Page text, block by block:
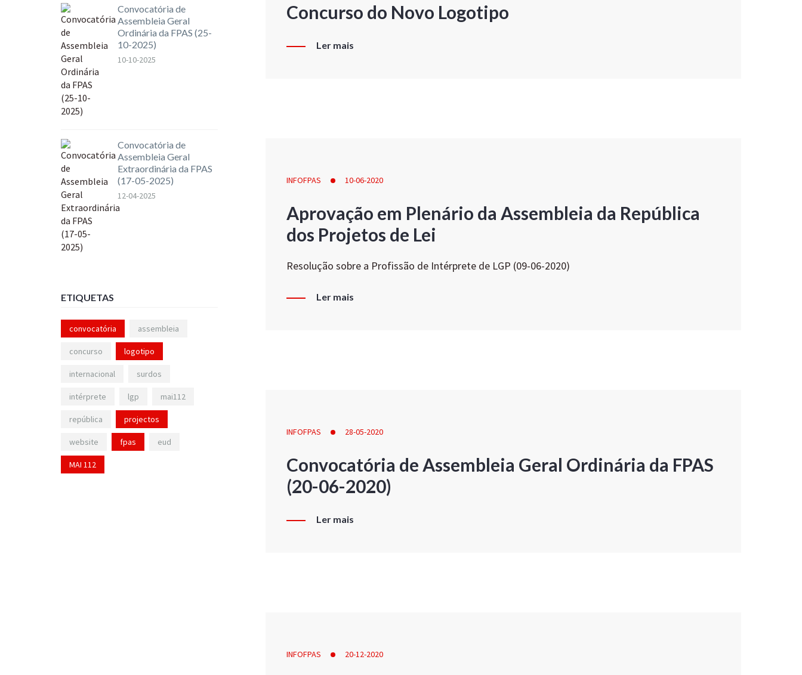
Concurso do Novo Logotipo
Ler mais
INFOFPAS 10-06-2020
Aprovação em Plenário da Assembleia da República
dos Projetos de Lei
Resolução sobre a Profissão de Intérprete de LGP (09-06-2020)
Ler mais
INFOFPAS 28-05-2020
Convocatória de Assembleia Geral Ordinária da FPAS
(20-06-2020)
Ler mais
INFOFPAS 20-12-2020
Convocatória de
Assembleia Geral
Ordinária da FPAS (25-
10-2025)
10-10-2025
Convocatória de
Assembleia Geral
Extraordinária da FPAS
(17-05-2025)
12-04-2025
ETIQUETAS
convocatória assembleia
concurso logotipo
internacional surdos
intérprete lgp mai112
república projectos
website fpas eud
MAI 112